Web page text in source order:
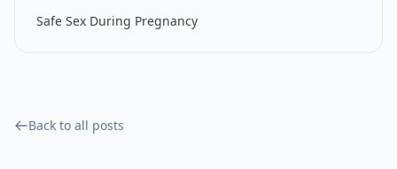
Safe Sex During Pregnancy
Back to all posts